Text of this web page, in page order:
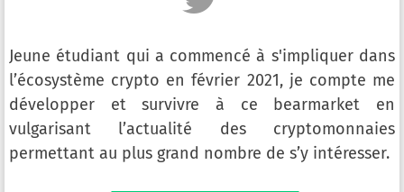
Jeune étudiant qui a commencé à s'impliquer dans
l’écosystème crypto en février 2021, je compte me
développer et survivre à ce bearmarket en
vulgarisant l’actualité des cryptomonnaies
permettant au plus grand nombre de s’y intéresser.